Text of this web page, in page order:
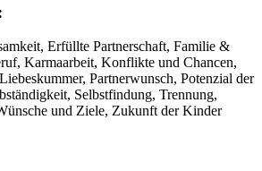
Erfüllte Partnerschaft, Familie &
Karmaarbeit, Konflikte und Chancen,
Partnerwunsch, Potenzial der
Selbstfindung, Trennung,
und Ziele, Zukunft der Kinder